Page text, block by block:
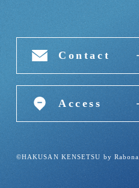
Contact
Access
©HAKUSAN KENSETSU by Rabona